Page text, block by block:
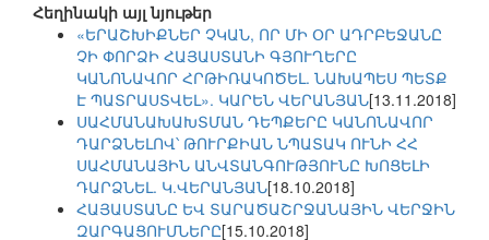
Հեղինակի այլ նյութեր
«ԵՐԱՇԽԻՔՆԵՐ ՉԿԱՆ, ՈՐ ՄԻ ՕՐ ԱԴՐԲԵՋԱՆԸ
ՉԻ ՓՈՐՁԻ ՀԱՅԱՍՏԱՆԻ ԳՅՈՒՂԵՐԸ
ԿԱՆՈՆԱՎՈՐ ՀՐԹԻՌԱԿՈԾԵԼ. ՆԱԽԱՊԵՍ ՊԵՏՔ
Է ՊԱՏՐԱՍՏՎԵԼ». ԿԱՐԵՆ ՎԵՐԱՆՅԱՆ[13.11.2018]
ՍԱՀՄԱՆԱԽԱԽՏՄԱՆ ԴԵՊՔԵՐԸ ԿԱՆՈՆԱՎՈՐ
ԴԱՐՁՆԵԼՈՎ՝ ԹՈՒՐՔԻԱՆ ՆՊԱՏԱԿ ՈՒՆԻ ՀՀ
ՍԱՀՄԱՆԱՅԻՆ ԱՆՎՏԱՆԳՈՒԹՅՈՒՆԸ ԽՈՑԵԼԻ
ԴԱՐՁՆԵԼ. Կ.ՎԵՐԱՆՅԱՆ[18.10.2018]
ՀԱՅԱՍՏԱՆԸ ԵՎ ՏԱՐԱԾԱՇՐՋԱՆԱՅԻՆ ՎԵՐՋԻՆ
ԶԱՐԳԱՑՈՒՄՆԵՐԸ[15.10.2018]